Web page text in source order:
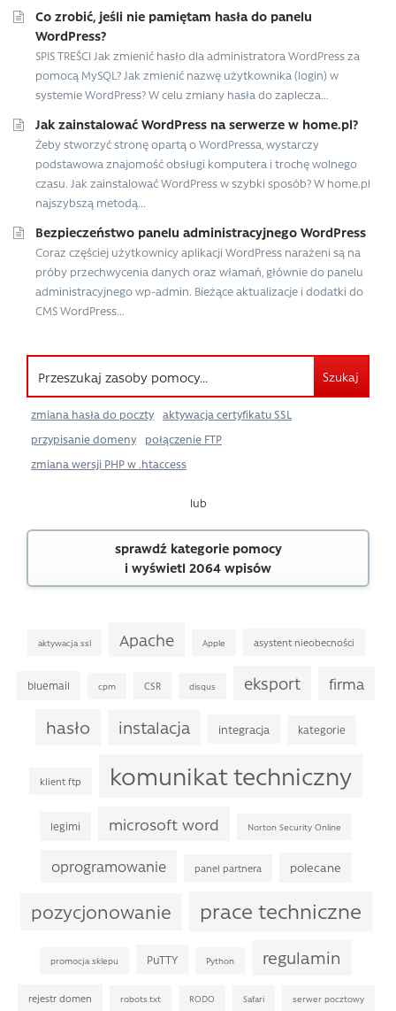
Co zrobić, jeśli nie pamiętam hasła do panelu
WordPress?
SPIS TREŚCI Jak zmienić hasło dla administratora WordPress za
pomocą MySQL? Jak zmienić nazwę użytkownika (login) w
systemie WordPress? W celu zmiany hasła do zaplecza...
Jak zainstalować WordPress na serwerze w home.pl?
Żeby stworzyć stronę opartą o WordPressa, wystarczy
podstawowa znajomość obsługi komputera i trochę wolnego
czasu. Jak zainstalować WordPress w szybki sposób? W home.pl
najszybszą metodą...
Bezpieczeństwo panelu administracyjnego WordPress
Coraz częściej użytkownicy aplikacji WordPress narażeni są na
próby przechwycenia danych oraz włamań, głównie do panelu
administracyjnego wp-admin. Bieżące aktualizacje i dodatki do
CMS WordPress...
Szukaj
zmiana hasła do poczty
aktywacja certyfikatu SSL
przypisanie domeny
połączenie FTP
zmiana wersji PHP w .htaccess
lub
sprawdź kategorie pomocy
i wyświetl 2064 wpisów
aktywacja ssl Apache Apple asystent nieobecności
bluemail cpm CSR disqus eksport firma
hasło instalacja integracja kategorie
klient ftp komunikat techniczny
legimi microsoft word Norton Security Online
oprogramowanie panel partnera polecane
pozycjonowanie prace techniczne
promocja sklepu PuTTY Python regulamin
rejestr domen robots.txt RODO Safari serwer pocztowy